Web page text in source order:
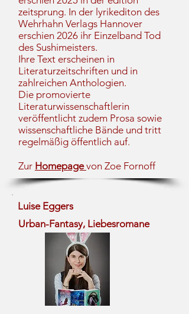
zeitsprung. In der lyrikediton des
Wehrhahn Verlags Hannover
erschien 2026 ihr Einzelband Tod
des Sushimeisters.
Ihre Text erscheinen in
Literaturzeitschriften und in
zahlreichen Anthologien.
Die promovierte
Literaturwissenschaftlerin
veröffentlicht zudem Prosa sowie
wissenschaftliche Bände und tritt
regelmäßig öffentlich auf.
Zur Homepagevon Zoe Fornoff
Luise Eggers
Urban-Fantasy, Liebesromane